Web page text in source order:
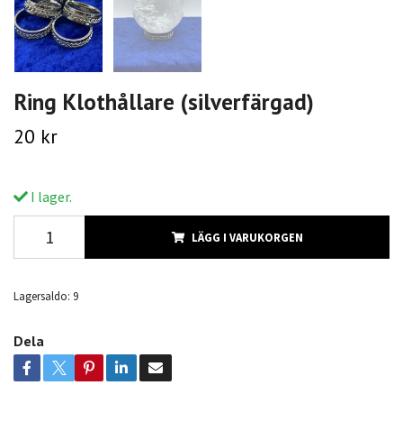
Ring Klothållare (silverfärgad)
20 kr
I lager.
LÄGG I VARUKORGEN
Lagersaldo: 9
Dela